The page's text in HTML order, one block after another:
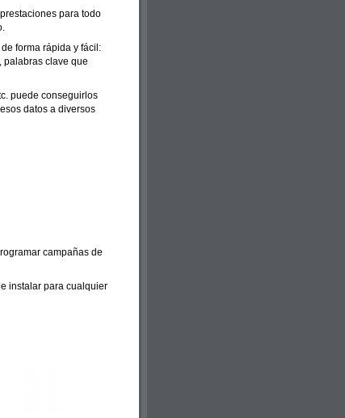
para todo
forma rápida y fácil:
palabras clave que
puede conseguirlos
datos a diversos
campañas de
instalar para cualquier